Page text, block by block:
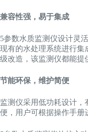
兼容性强，易于集成
5参数水质监测仪设计灵
现有的水处理系统进行集
级改造，该监测仪都能提
节能环保，维护简便
监测仪采用低功耗设计，
便，用户可根据操作手册